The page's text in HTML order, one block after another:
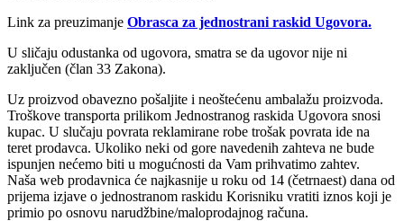
Link za preuzimanje Obrasca za jednostrani raskid Ugovora.
U sličaju odustanka od ugovora, smatra se da ugovor nije ni
zaključen (član 33 Zakona).
Uz proizvod obavezno pošaljite i neoštećenu ambalažu proizvoda.
Troškove transporta prilikom Jednostranog raskida Ugovora snosi
kupac. U slučaju povrata reklamirane robe trošak povrata ide na
teret prodavca. Ukoliko neki od gore navedenih zahteva ne bude
ispunjen nećemo biti u mogućnosti da Vam prihvatimo zahtev.
Naša web prodavnica će najkasnije u roku od 14 (četrnaest) dana od
prijema izjave o jednostranom raskidu Korisniku vratiti iznos koji je
primio po osnovu narudžbine/maloprodajnog računa.